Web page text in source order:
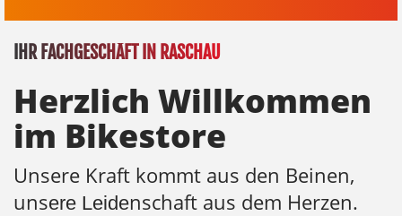
IHR FACHGESCHÄFT IN RASCHAU
Herzlich Willkommen
im Bikestore
Unsere Kraft kommt aus den Beinen,
unsere Leidenschaft aus dem Herzen.